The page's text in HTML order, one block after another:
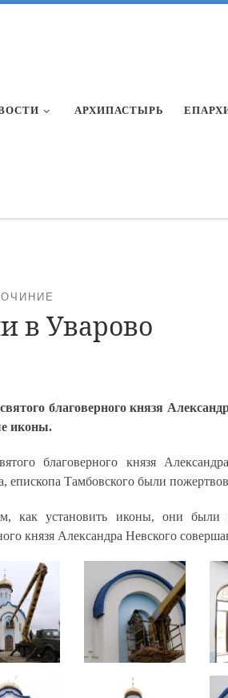
АРХИПАСТЫРЬ
в Уварово
благоверного князя
иконы.
благоверного князя
епископа Тамбовского были
как установить иконы, они были
князя Александра Невского